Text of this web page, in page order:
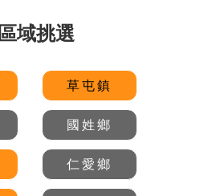
區域挑選
草屯鎮
國姓鄉
仁愛鄉